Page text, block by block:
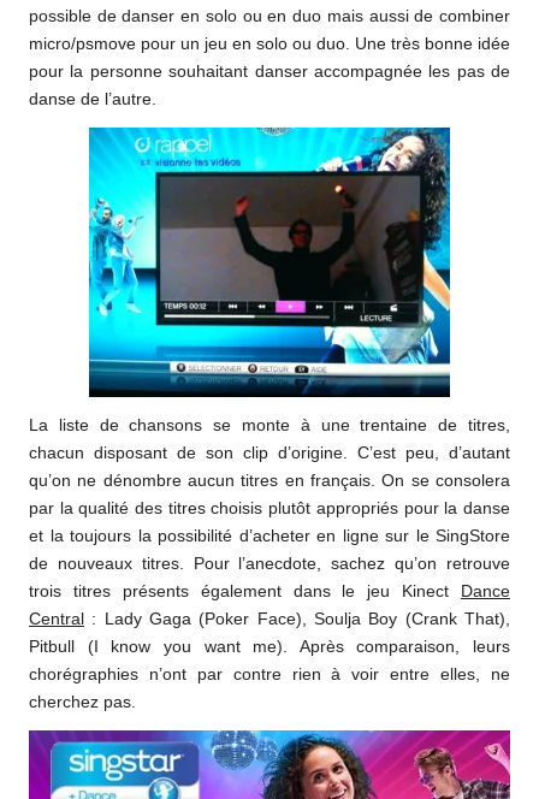
possible de danser en solo ou en duo mais aussi de combiner
micro/psmove pour un jeu en solo ou duo. Une très bonne idée
pour la personne souhaitant danser accompagnée les pas de
danse de l’autre.
La liste de chansons se monte à une trentaine de titres,
chacun disposant de son clip d’origine. C’est peu, d’autant
qu’on ne dénombre aucun titres en français. On se consolera
par la qualité des titres choisis plutôt appropriés pour la danse
et la toujours la possibilité d’acheter en ligne sur le SingStore
de nouveaux titres. Pour l’anecdote, sachez qu’on retrouve
trois titres présents également dans le jeu Kinect
Dance
Central
: Lady Gaga (Poker Face), Soulja Boy (Crank That),
Pitbull (I know you want me). Après comparaison, leurs
chorégraphies n’ont par contre rien à voir entre elles, ne
cherchez pas.